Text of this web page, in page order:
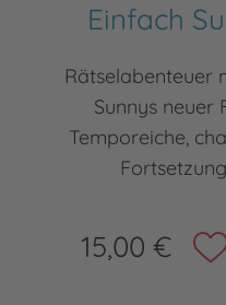
Einfach
Rätselabenteuer
Sunnys neuer
Temporeiche,
Fortsetzung
15,00 €